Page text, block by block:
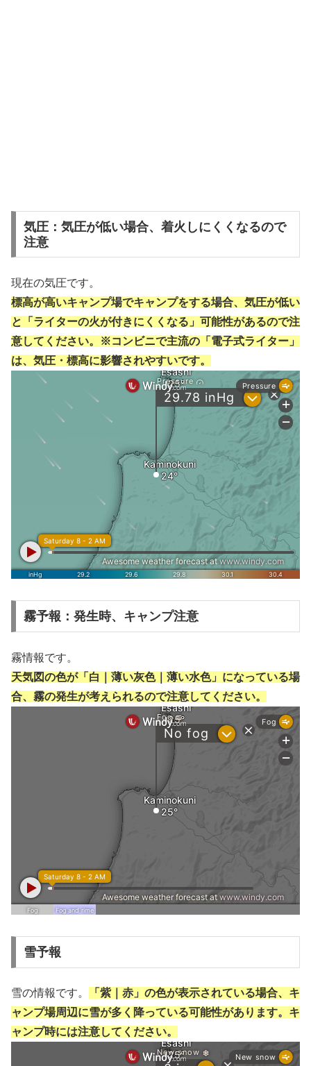
気圧：気圧が低い場合、着火しにくくなるので
注意
現在の気圧です。
標高が高いキャンプ場でキャンプをする場合、気圧が低い
と「ライターの火が付きにくくなる」可能性があるので注
意してください。※コンビニで主流の「電子式ライター」
は、気圧・標高に影響されやすいです。
霧予報：発生時、キャンプ注意
霧情報です。
天気図の色が「白｜薄い灰色｜薄い水色」になっている場
合、霧の発生が考えられるので注意してください。
雪予報
雪の情報です。
「紫｜赤」の色が表示されている場合、キ
ャンプ場周辺に雪が多く降っている可能性があります。キ
ャンプ時には注意してください。